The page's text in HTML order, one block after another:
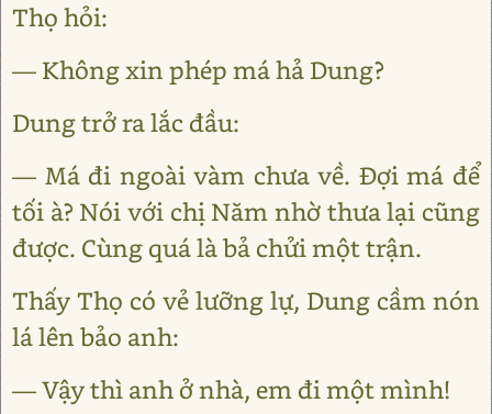
Thọ hỏi:
— Không xin phép má hả Dung?
Dung trở ra lắc đầu:
— Má đi ngoài vàm chưa về. Đợi má để
tối à? Nói với chị Năm nhờ thưa lại cũng
được. Cùng quá là bả chửi một trận.
Thấy Thọ có vẻ lưỡng lự, Dung cầm nón
lá lên bảo anh:
— Vậy thì anh ở nhà, em đi một mình!